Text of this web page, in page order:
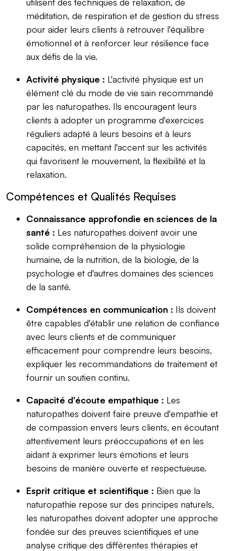
méditation, de respiration et de gestion du stress
pour aider leurs clients à retrouver l'équilibre
émotionnel et à renforcer leur résilience face
aux défis de la vie.
Activité physique : L'activité physique est un
élément clé du mode de vie sain recommandé
par les naturopathes. Ils encouragent leurs
clients à adopter un programme d'exercices
réguliers adapté à leurs besoins et à leurs
capacités, en mettant l'accent sur les activités
qui favorisent le mouvement, la flexibilité et la
relaxation.
Compétences et Qualités Requises
Connaissance approfondie en sciences de la
santé : Les naturopathes doivent avoir une
solide compréhension de la physiologie
humaine, de la nutrition, de la biologie, de la
psychologie et d'autres domaines des sciences
de la santé.
Compétences en communication : Ils doivent
être capables d'établir une relation de confiance
avec leurs clients et de communiquer
efficacement pour comprendre leurs besoins,
expliquer les recommandations de traitement et
fournir un soutien continu.
Capacité d'écoute empathique : Les
naturopathes doivent faire preuve d'empathie et
de compassion envers leurs clients, en écoutant
attentivement leurs préoccupations et en les
aidant à exprimer leurs émotions et leurs
besoins de manière ouverte et respectueuse.
Esprit critique et scientifique : Bien que la
naturopathie repose sur des principes naturels,
les naturopathes doivent adopter une approche
fondée sur des preuves scientifiques et une
analyse critique des différentes thérapies et